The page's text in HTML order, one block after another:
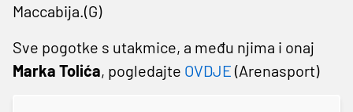
Maccabija.(G)
Sve pogotke s utakmice, a među njima i onaj
Marka Tolića, pogledajte OVDJE (Arenasport)